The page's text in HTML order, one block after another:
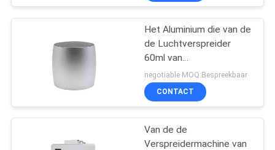
Aromaverspreider
op batterijen
Het Aluminium die van de
de Luchtverspreider
60ml van
badkamersaromatherapy
Machine bemerken
negotiable MOQ:Bespreekbaar
CONTACT
Van de de
Verspreidermachine van